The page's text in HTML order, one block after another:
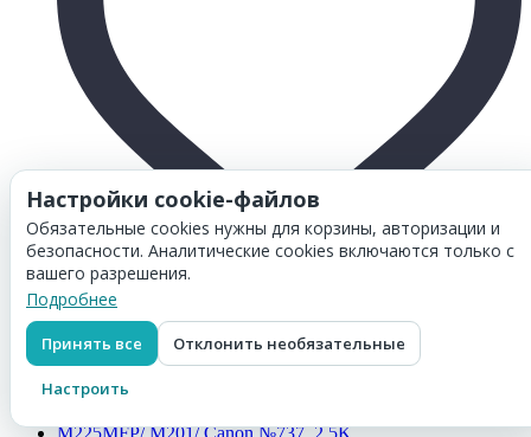
Товар добавлен в
Картридж Hi-Black (HB-CE285A) для HP LJ Pro P1102/
P1120W/ M1212nf/ M1132MFP/ Canon 725, 1,6K
541₽
Перейти в корзину
Настройки cookie-файлов
Обязательные cookies нужны для корзины, авторизации и
безопасности. Аналитические cookies включаются только с
вашего разрешения.
Подробнее
Принять все Отклонить необязательные
Настроить